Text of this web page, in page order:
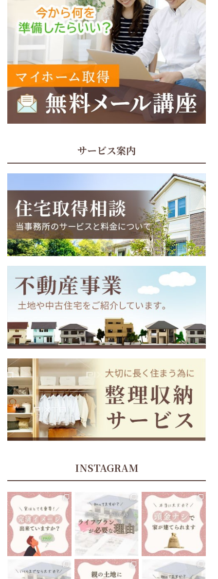
サービス案内
INSTAGRAM
tomoe_kikuchi_lifeplan
住宅ローン返済中、70歳
あたりでお金が足りなく
なることに、気づくことに
なったら…...
12月 13
tomoe_kikuchi_lifeplan
今までにない大きな買い
物になるマイホーム🏘
...
tomoe_kikuchi_lifeplan
“頭金ナシで家が建てられ
ます”と聞いたりしますよ
ね🤔
...
12月 8
tomoe_kikuchi_lifeplan tomoe_kikuchi_lifeplan tomoe_kikuchi_lifeplan